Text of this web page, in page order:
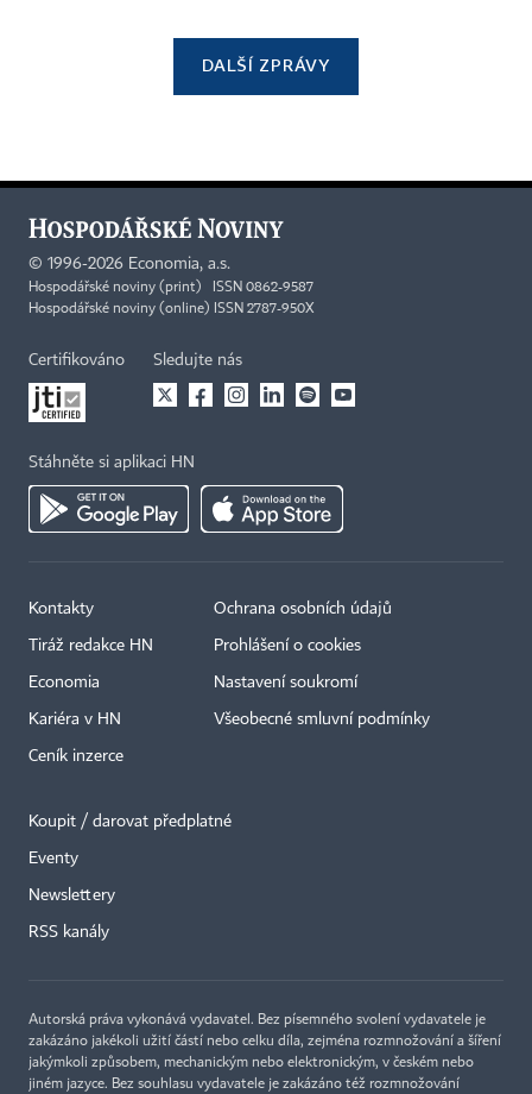
DALŠÍ ZPRÁVY
© 1996-2026 Economia, a.s.
Hospodářské noviny (print) ISSN 0862-9587
Hospodářské noviny (online) ISSN 2787-950X
Certifikováno Sledujte nás
Stáhněte si aplikaci HN
Kontakty
Tiráž redakce HN
Economia
Kariéra v HN
Ceník inzerce
Ochrana osobních údajů
Prohlášení o cookies
Nastavení soukromí
Všeobecné smluvní podmínky
Koupit / darovat předplatné
Eventy
Newslettery
RSS kanály
Autorská práva vykonává vydavatel. Bez písemného svolení vydavatele je
zakázáno jakékoli užití částí nebo celku díla, zejména rozmnožování a šíření
jakýmkoli způsobem, mechanickým nebo elektronickým, v českém nebo
jiném jazyce. Bez souhlasu vydavatele je zakázáno též rozmnožování